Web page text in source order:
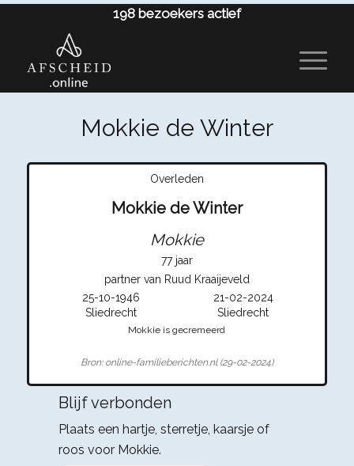
198 bezoekers actief
Mokkie de Winter
Overleden
Mokkie de Winter
Mokkie
77 jaar
partner van Ruud Kraaijeveld
25-10-1946
21-02-2024
Sliedrecht
Sliedrecht
Mokkie is gecremeerd
Bron: online-familieberichten.nl (29-02-2024)
Blijf verbonden
Plaats een hartje, sterretje, kaarsje of
roos voor Mokkie.